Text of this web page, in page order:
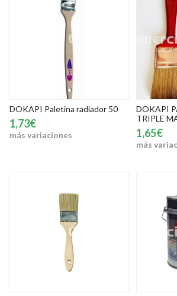
DOKAPI Paletina radiador 50
1,73€
más variaciones
DOKAPI
TRIPLE
1,65€
más